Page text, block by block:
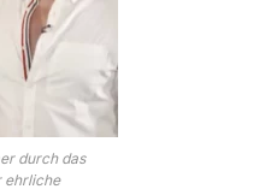
durch das
ehrliche